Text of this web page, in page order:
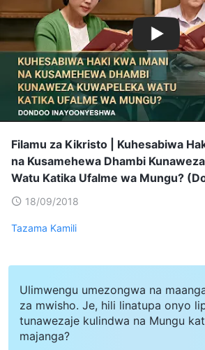
Filamu za Kikristo | Kuhesabiwa
na Kusamehewa Dhambi
Watu Katika Ufalme wa Mungu?
18/09/2018
Tazama Kamili
Ulimwengu umezongwa na
za mwisho. Je, hili linatupa onyo
tunawezaje kulindwa na Mungu
majanga?